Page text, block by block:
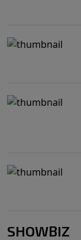
SHOWBIZ